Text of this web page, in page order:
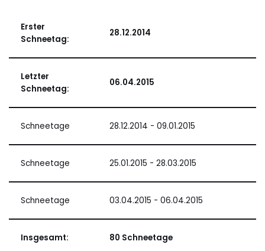
Erster
Schneetag:
28.12.2014
Letzter
Schneetag:
06.04.2015
Schneetage 28.12.2014 - 09.01.2015
Schneetage 25.01.2015 - 28.03.2015
Schneetage 03.04.2015 - 06.04.2015
Insgesamt: 80 Schneetage